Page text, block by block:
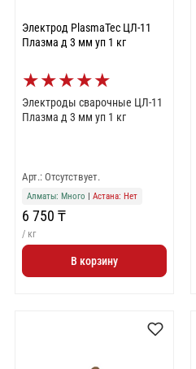
Электрод PlasmaTec ЦЛ-11
Плазма д 3 мм уп 1 кг
★★★★★
Электроды сварочные ЦЛ-11
Плазма д 3 мм уп 1 кг
Арт.: Отсутствует.
Алматы: Много Астана: Нет
6 750 ₸
/ кг
В корзину